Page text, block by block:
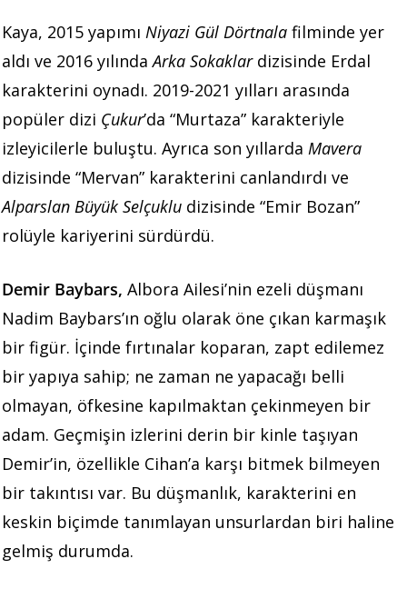
Kaya, 2015 yapımı Niyazi Gül Dörtnala filminde yer
aldı ve 2016 yılındaArka Sokaklardizisinde Erdal
karakterini oynadı. 2019-2021 yılları arasında
popüler dizi Çukur’da “Murtaza” karakteriyle
izleyicilerle buluştu. Ayrıca son yıllarda Mavera
dizisinde “Mervan” karakterini canlandırdı ve
Alparslan Büyük Selçuklu dizisinde “Emir Bozan”
rolüyle kariyerini sürdürdü.
Demir Baybars, Albora Ailesi’nin ezeli düşmanı
Nadim Baybars’ın oğlu olarak öne çıkan karmaşık
bir figür. İçinde fırtınalar koparan, zapt edilemez
bir yapıya sahip; ne zaman ne yapacağı belli
olmayan, öfkesine kapılmaktan çekinmeyen bir
adam. Geçmişin izlerini derin bir kinle taşıyan
Demir’in, özellikle Cihan’a karşı bitmek bilmeyen
bir takıntısı var. Bu düşmanlık, karakterini en
keskin biçimde tanımlayan unsurlardan biri haline
gelmiş durumda.